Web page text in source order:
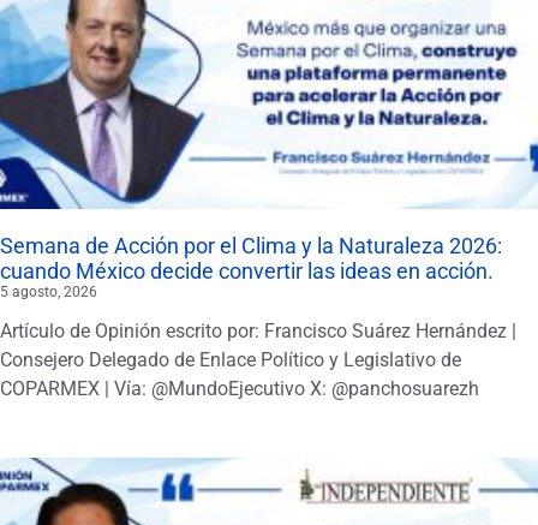
Semana de Acción por el Clima y la Naturaleza 2026:
cuando México decide convertir las ideas en acción.
5 agosto, 2026
Artículo de Opinión escrito por: Francisco Suárez Hernández |
Consejero Delegado de Enlace Político y Legislativo de
COPARMEX | Vía: @MundoEjecutivo X: @panchosuarezh